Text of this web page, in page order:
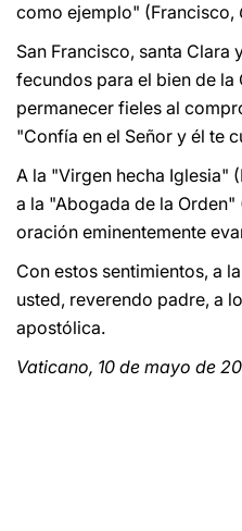
como ejemplo" (Francisco,
San Francisco, santa
fecundos para el bien de la
permanecer fieles al
"Confía en el Señor y él te
A la "Virgen hecha Iglesia"
a la "Abogada de la Orden"
oración eminentemente
Con estos sentimientos, a
usted, reverendo padre, a
apostólica.
Vaticano, 10 de mayo de